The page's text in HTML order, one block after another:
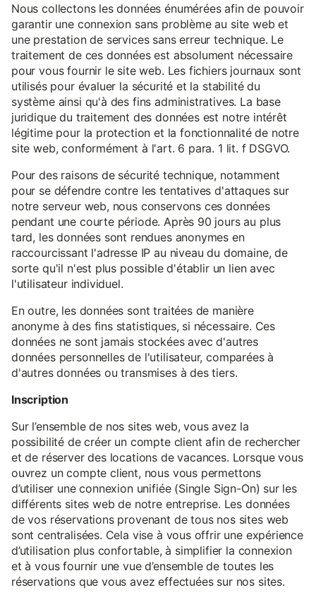
Nous collectons les données énumérées afin de pouvoir
garantir une connexion sans problème au site web et
une prestation de services sans erreur technique. Le
traitement de ces données est absolument nécessaire
pour vous fournir le site web. Les fichiers journaux sont
utilisés pour évaluer la sécurité et la stabilité du
système ainsi qu'à des fins administratives. La base
juridique du traitement des données est notre intérêt
légitime pour la protection et la fonctionnalité de notre
site web, conformément à l'art. 6 para. 1 lit. f DSGVO.
Pour des raisons de sécurité technique, notamment
pour se défendre contre les tentatives d'attaques sur
notre serveur web, nous conservons ces données
pendant une courte période. Après 90 jours au plus
tard, les données sont rendues anonymes en
raccourcissant l'adresse IP au niveau du domaine, de
sorte qu'il n'est plus possible d'établir un lien avec
l'utilisateur individuel.
En outre, les données sont traitées de manière
anonyme à des fins statistiques, si nécessaire. Ces
données ne sont jamais stockées avec d'autres
données personnelles de l'utilisateur, comparées à
d'autres données ou transmises à des tiers.
Inscription
Sur l’ensemble de nos sites web, vous avez la
possibilité de créer un compte client afin de rechercher
et de réserver des locations de vacances. Lorsque vous
ouvrez un compte client, nous vous permettons
d’utiliser une connexion unifiée (Single Sign-On) sur les
différents sites web de notre entreprise. Les données
de vos réservations provenant de tous nos sites web
sont centralisées. Cela vise à vous offrir une expérience
d’utilisation plus confortable, à simplifier la connexion
et à vous fournir une vue d’ensemble de toutes les
réservations que vous avez effectuées sur nos sites.